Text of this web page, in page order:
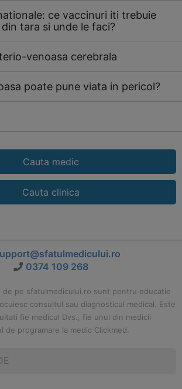
ce vaccinuri iti trebuie
tara si unde le faci?
venoasa cerebrala
poate pune viata in pericol?
Cauta medic
Cauta clinica
0374 109 268
de pe sfatulmedicului.ro sunt pentru educatie
consultul sau diagnosticul medical. Este
fie medicul Dvs., fie unul din medicii
de programare la medic Clickmed.